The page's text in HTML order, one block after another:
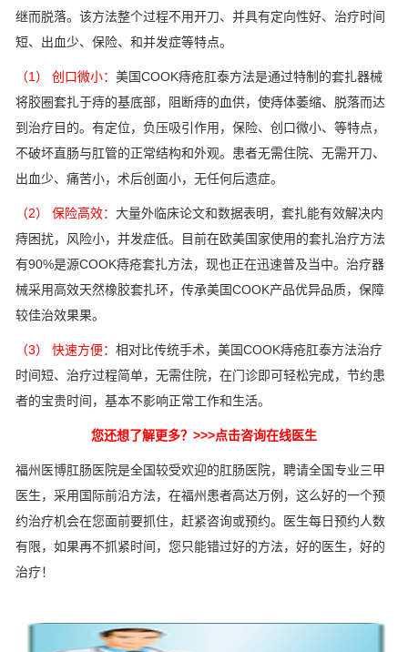
继而脱落。该方法整个过程不用开刀、并具有定向性好、治疗时间
短、出血少、保险、和并发症等特点。
（1） 创口微小： 美国COOK痔疮肛泰方法是通过特制的套扎器械
将胶圈套扎于痔的基底部，阻断痔的血供，使痔体萎缩、脱落而达
到治疗目的。有定位，负压吸引作用，保险、创口微小、等特点，
不破坏直肠与肛管的正常结构和外观。患者无需住院、无需开刀、
出血少、痛苦小，术后创面小，无任何后遗症。
（2） 保险高效： 大量外临床论文和数据表明，套扎能有效解决内
痔困扰，风险小，并发症低。目前在欧美国家使用的套扎治疗方法
有90%是源COOK痔疮套扎方法，现也正在迅速普及当中。治疗器
械采用高效天然橡胶套扎环，传承美国COOK产品优异品质，保障
较佳治效果果。
（3） 快速方便： 相对比传统手术，美国COOK痔疮肛泰方法治疗
时间短、治疗过程简单，无需住院，在门诊即可轻松完成，节约患
者的宝贵时间，基本不影响正常工作和生活。
您还想了解更多？>>>点击咨询在线医生
福州医博肛肠医院是全国较受欢迎的肛肠医院，聘请全国专业三甲
医生，采用国际前沿方法，在福州患者高达万例，这么好的一个预
约治疗机会在您面前要抓住，赶紧咨询或预约。医生每日预约人数
有限，如果再不抓紧时间，您只能错过好的方法，好的医生，好的
治疗！